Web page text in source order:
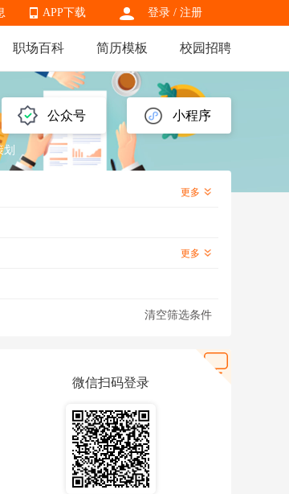
登录 / 注册
APP下载
APP下载
职场百科 简历模板 校园招聘
公众号 小程序
划
更多
更多
清空筛选条件
微信扫码登录